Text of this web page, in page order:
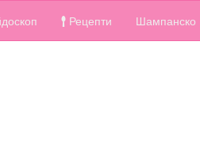
Рецепти Шампанско